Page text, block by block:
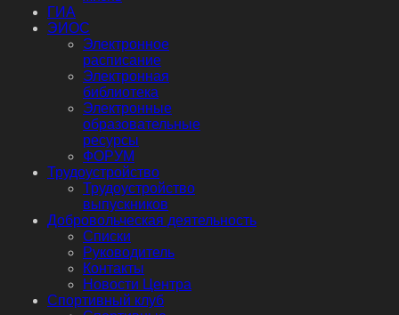
ГИА
ЭИОС
Электронное
расписание
Электронная
библиотека
Электронные
образовательные
ресурсы
ФОРУМ
Трудоустройство
Трудоустройство
выпускников
Добровольческая деятельность
Списки
Руководитель
Контакты
Новости Центра
Спортивный клуб